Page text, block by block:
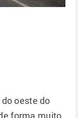
oeste do
forma muito